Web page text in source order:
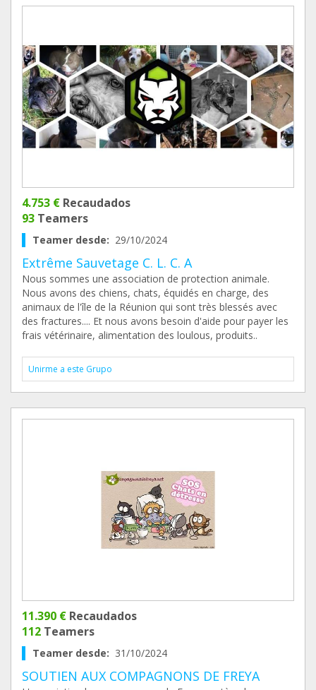
4.753 € Recaudados
93 Teamers
Teamer desde: 29/10/2024
Extrême Sauvetage C. L. C. A
Nous sommes une association de protection animale.
Nous avons des chiens, chats, équidés en charge, des
animaux de l'île de la Réunion qui sont très blessés avec
des fractures.... Et nous avons besoin d'aide pour payer les
frais vétérinaire, alimentation des loulous, produits..
Unirme a este Grupo
11.390 € Recaudados
112 Teamers
Teamer desde: 31/10/2024
SOUTIEN AUX COMPAGNONS DE FREYA